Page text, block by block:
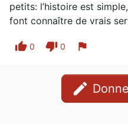
petits: l’histoire est
font connaître de vrais
thumb_up 0 thumb_down 0 flag
edit